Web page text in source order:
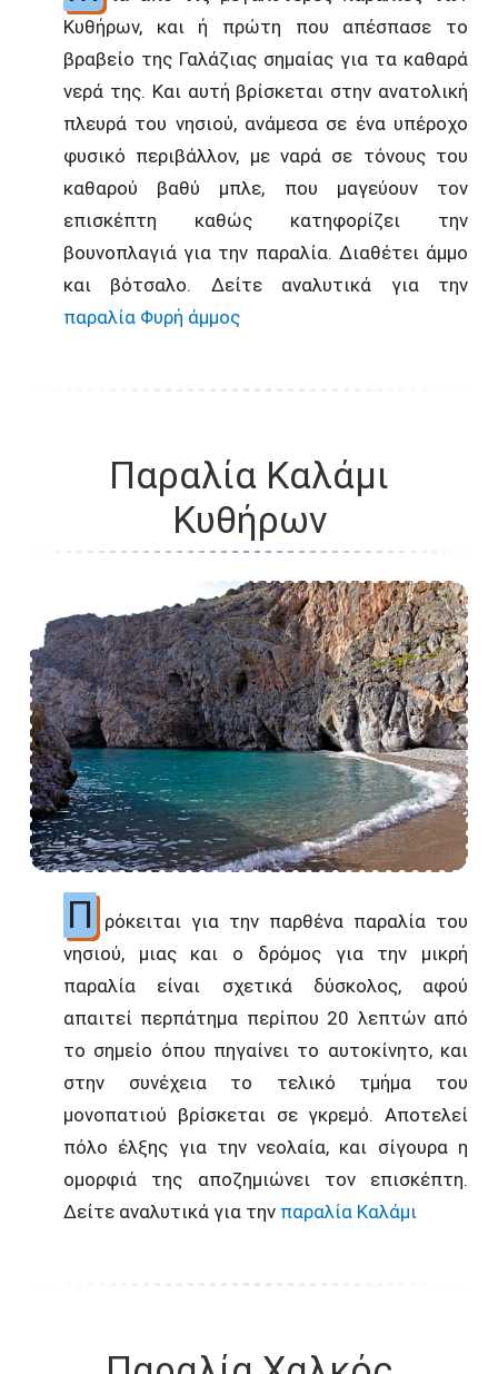
Κυθήρων, και ή πρώτη που απέσπασε το
βραβείο της Γαλάζιας σημαίας για τα καθαρά
νερά της. Και αυτή βρίσκεται στην ανατολική
πλευρά του νησιού, ανάμεσα σε ένα υπέροχο
φυσικό περιβάλλον, με ναρά σε τόνους του
καθαρού βαθύ μπλε, που μαγεύουν τον
επισκέπτη καθώς κατηφορίζει την
βουνοπλαγιά για την παραλία. Διαθέτει άμμο
και βότσαλο. Δείτε αναλυτικά για την
παραλία Φυρή άμμος
Παραλία Καλάμι
Κυθήρων
Π
ρόκειται για την παρθένα παραλία του
νησιού, μιας και ο δρόμος για την μικρή
παραλία είναι σχετικά δύσκολος, αφού
απαιτεί περπάτημα περίπου 20 λεπτών από
το σημείο όπου πηγαίνει το αυτοκίνητο, και
στην συνέχεια το τελικό τμήμα του
μονοπατιού βρίσκεται σε γκρεμό. Αποτελεί
πόλο έλξης για την νεολαία, και σίγουρα η
ομορφιά της αποζημιώνει τον επισκέπτη.
Δείτε αναλυτικά για την παραλία Καλάμι